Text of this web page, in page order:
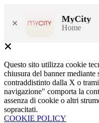
× MyCity
Home
Questo sito utilizza cookie
chiusura del banner
contraddistinto dalla X o
navigazione" comporta la
assenza di cookie o altri
sopracitati.
COOKIE POLICY